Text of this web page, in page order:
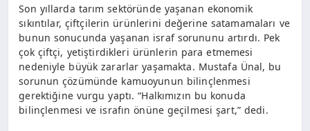
Son yıllarda tarım sektöründe yaşanan ekonomik
sıkıntılar, çiftçilerin ürünlerini değerine satamamaları ve
bunun sonucunda yaşanan israf sorununu artırdı. Pek
çok çiftçi, yetiştirdikleri ürünlerin para etmemesi
nedeniyle büyük zararlar yaşamakta. Mustafa Ünal, bu
sorunun çözümünde kamuoyunun bilinçlenmesi
gerektiğine vurgu yaptı. “Halkımızın bu konuda
bilinçlenmesi ve israfın önüne geçilmesi şart,” dedi.